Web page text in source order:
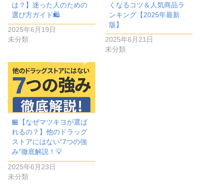
は？】迷った人のための
選び方ガイド🛍️
2025年6月19日
未分類
くなるコツ＆人気商品ラ
ンキング【2025年最新
版】
2025年6月21日
未分類
🏪【なぜマツキヨが選ば
れるの？】他のドラッグ
ストアにはない“7つの強
み”徹底解説！💡
2025年6月23日
未分類